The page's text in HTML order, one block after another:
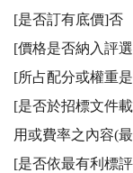
[是否訂有底價]否
[價格是否納入評
[所占配分或權重
[是否於招標文件
用或費率之內容(
[是否依最有利標